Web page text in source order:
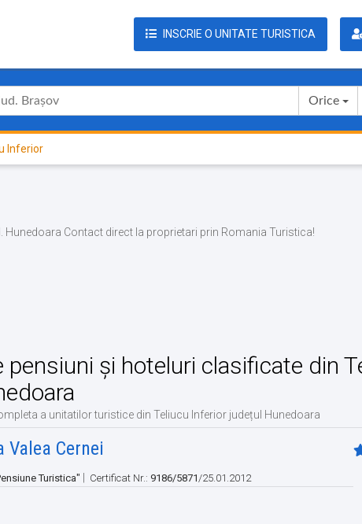
INSCRIE O UNITATE TURISTICA
Orice
Inferior
Hunedoara Contact direct la proprietari prin Romania Turistica!
pensiuni și hoteluri clasificate din
a unitatilor turistice din Teliucu Inferior județul Hunedoara
Valea Cernei
Turistica" Certificat Nr.: 9186/5871/25.01.2012